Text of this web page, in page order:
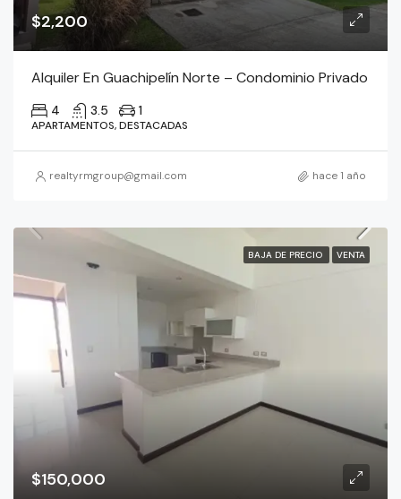
$2,200
Alquiler En Guachipelín Norte – Condominio Privado
4 3.5 1
APARTAMENTOS, DESTACADAS
realtyrmgroup@gmail.com hace 1 año
BAJA DE PRECIO VENTA
$150,000